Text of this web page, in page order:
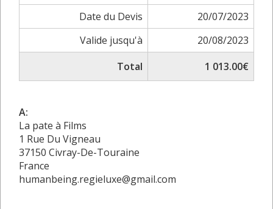
Date du Devis
20/07/2023
Valide jusqu'à
20/08/2023
Total
1 013.00€
A:
La pate à Films
1 Rue Du Vigneau
37150 Civray-De-Touraine
France
humanbeing.regieluxe@gmail.com